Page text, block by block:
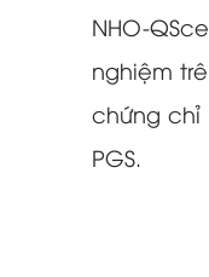
NHO-
nghiệm
chứng chỉ
PGS.